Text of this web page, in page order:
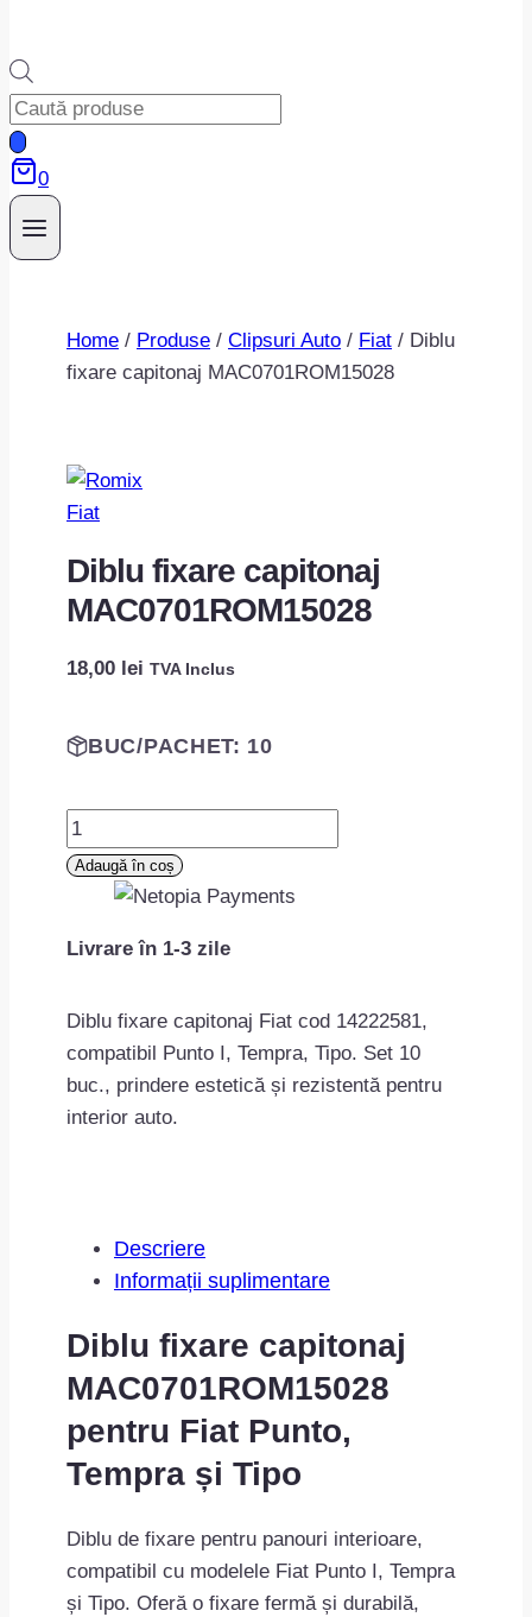
Products
search
0
Home / Produse / Clipsuri Auto / Fiat / Diblu
fixare capitonaj MAC0701ROM15028
Fiat
Diblu fixare capitonaj
MAC0701ROM15028
18,00 lei TVA Inclus
BUC/PACHET: 10
Cantitate
Diblu
fixare
MAC0701ROM15028
Adaugă în coș
Livrare în 1-3 zile
Diblu fixare capitonaj Fiat cod 14222581,
compatibil Punto I, Tempra, Tipo. Set 10
buc., prindere estetică și rezistentă pentru
interior auto.
Descriere
Informații suplimentare
Diblu fixare capitonaj
MAC0701ROM15028
pentru Fiat Punto,
Tempra și Tipo
Diblu de fixare pentru panouri interioare,
compatibil cu modelele Fiat Punto I, Tempra
și Tipo. Oferă o fixare fermă și durabilă,